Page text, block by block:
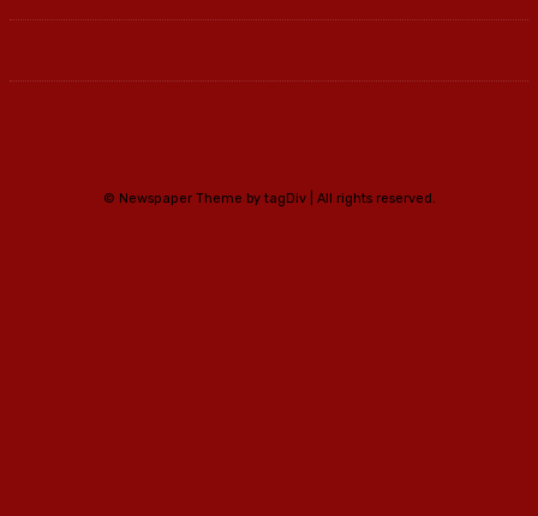
© Newspaper Theme by tagDiv | All rights reserved.